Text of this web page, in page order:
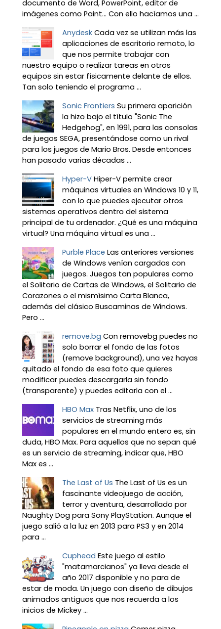
documento de Word, PowerPoint, editor de
imágenes como Paint… Con ello hacíamos una ...
Anydesk Cada vez se utilizan más las
aplicaciones de escritorio remoto, lo
que nos permite trabajar con
nuestro equipo o realizar tareas en otros
equipos sin estar físicamente delante de ellos.
Tan solo teniendo el programa ...
Sonic Frontiers Su primera aparición
la hizo bajo el título "Sonic The
Hedgehog", en 1991, para las consolas
de juegos SEGA, presentándose como un rival
para los juegos de Mario Bros. Desde entonces
han pasado varias décadas ...
Hyper-V Hiper-V permite crear
máquinas virtuales en Windows 10 y 11,
con lo que puedes ejecutar otros
sistemas operativos dentro del sistema
principal de tu ordenador. ¿Qué es una máquina
virtual? Una máquina virtual es una ...
Purble Place Las anteriores versiones
de Windows venían cargadas con
juegos. Juegos tan populares como
el Solitario de Cartas de Windows, el Solitario de
Corazones o el mismísimo Carta Blanca,
además del clásico Buscaminas de Windows.
Pero ...
remove.bg Con removebg puedes no
solo borrar el fondo de las fotos
(remove background), una vez hayas
quitado el fondo de esa foto que quieres
modificar puedes descargarla sin fondo
(transparente) y puedes editarla con el ...
HBO Max Tras Netflix, uno de los
servicios de streaming más
populares en el mundo entero es, sin
duda, HBO Max. Para aquellos que no sepan qué
es un servicio de streaming, indicar que, HBO
Max es ...
The Last of Us The Last of Us es un
fascinante videojuego de acción,
terror y aventura, desarrollado por
Naughty Dog para Sony PlayStation. Aunque el
juego salió a la luz en 2013 para PS3 y en 2014
para ...
Cuphead Este juego al estilo
"matamarcianos" ya lleva desde el
año 2017 disponible y no para de
estar de moda. Un juego con diseño de dibujos
animados antiguos que nos recuerda a los
inicios de Mickey ...